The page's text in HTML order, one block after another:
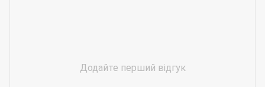
Додайте перший відгук